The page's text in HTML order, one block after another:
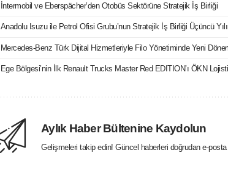
İntermobil ve Eberspächer’den Otobüs Sektörüne Stratejik İş Birliği
Anadolu Isuzu ile Petrol Ofisi Grubu’nun Stratejik İş Birliği Üçüncü
Mercedes-Benz Türk Dijital Hizmetleriyle Filo Yönetiminde Yeni
Ege Bölgesi’nin İlk Renault Trucks Master Red EDITION’ı ÖKN
Aylık Haber Bültenine Kaydolun
Gelişmeleri takip edin! Güncel haberleri doğrudan e-